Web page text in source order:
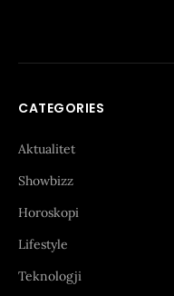
CATEGORIES
Aktualitet
Showbizz
Horoskopi
Lifestyle
Teknologji